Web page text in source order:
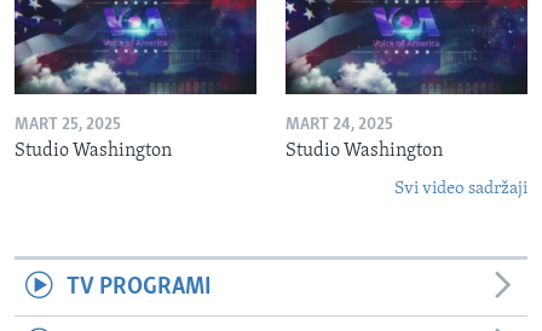
MART 25, 2025
Studio Washington
MART 24, 2025
Studio Washington
Svi video sadržaji
TV PROGRAMI